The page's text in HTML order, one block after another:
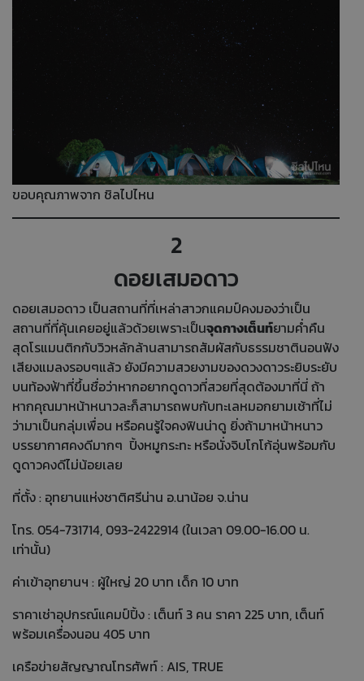
ขอบคุณภาพจาก ชิลไปไหน
2
ดอยเสมอดาว
ดอยเสมอดาว เป็นสถานที่ที่เหล่าสาวกแคมป์คงมองว่าเป็น
สถานที่ที่คุ้นเคยอยู่แล้วด้วยเพราะเป็นจุดกางเต็นท์ยามค่ำคืน
สุดโรแมนติกกับวิวหลักล้านสามารถสัมผัสกับธรรมชาตินอนฟัง
เสียงแมลงรอบๆแล้ว ยังมีความสวยงามของดวงดาวระยิบระยับ
บนท้องฟ้าที่ขึ้นชื่อว่าหากอยากดูดาวที่สวยที่สุดต้องมาที่นี่ ถ้า
หากคุณมาหน้าหนาวละก็สามารถพบกับทะเลหมอกยามเช้าที่ไม่
ว่ามาเป็นกลุ่มเพื่อน หรือคนรู้ใจคงฟินน่าดู ยิ่งถ้ามาหน้าหนาว
บรรยากาศคงดีมากๆ ปิ้งหมูกระทะ หรือนั่งจิบโกโก้อุ่นพร้อมกับ
ดูดาวคงดีไม่น้อยเลย
ที่ตั้ง : อุทยานแห่งชาติศรีน่าน อ.นาน้อย จ.น่าน
โทร. 054-731714, 093-2422914 (ในเวลา 09.00-16.00 น.
เท่านั้น)
ค่าเข้าอุทยานฯ : ผู้ใหญ่ 20 บาท เด็ก 10 บาท
ราคาเช่าอุปกรณ์แคมป์ปิ้ง : เต็นท์ 3 คน ราคา 225 บาท, เต็นท์
พร้อมเครื่องนอน 405 บาท
เครือข่ายสัญญาณโทรศัพท์ : AIS, TRUE